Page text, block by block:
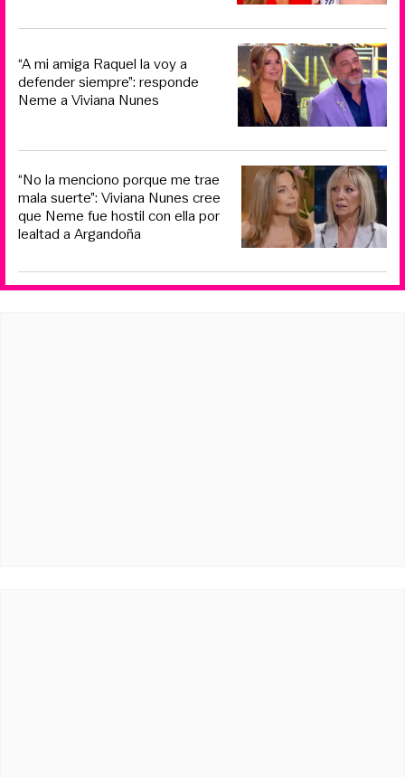
“A mi amiga Raquel la voy a
defender siempre”: responde
Neme a Viviana Nunes
“No la menciono porque me trae
mala suerte”: Viviana Nunes cree
que Neme fue hostil con ella por
lealtad a Argandoña